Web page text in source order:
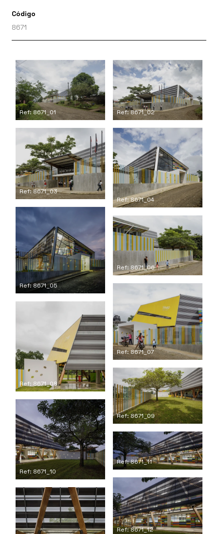
Código
8671
Ref: 8671_01 Ref: 8671_02
Ref: 8671_03
Ref: 8671_04
Ref: 8671_05
Ref: 8671_06
Ref: 8671_07
Ref: 8671_08
Ref: 8671_09
Ref: 8671_10
Ref: 8671_11
Ref: 8671_12